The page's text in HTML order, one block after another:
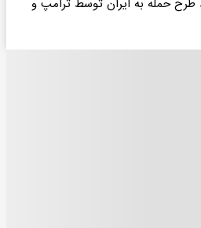
طرح حمله به ایران توسط ترامپ و